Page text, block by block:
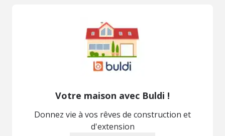
Votre maison avec Buldi !
Donnez vie à vos rêves de construction et
d'extension